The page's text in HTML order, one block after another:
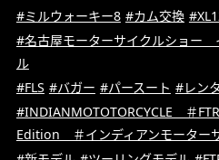
#ミルウォーキー8 #カム交換
#名古屋モーターサイクルショー
ル
#FLS #バガー #パースート #レン
#INDIANMOTOTORCYCLE ＃
Edition ＃インディアンモーター